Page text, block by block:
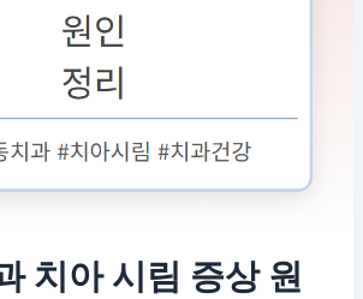
치아 시림 증상 원